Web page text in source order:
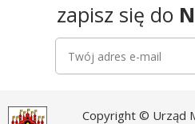
zapisz się do
Copyright © Urząd